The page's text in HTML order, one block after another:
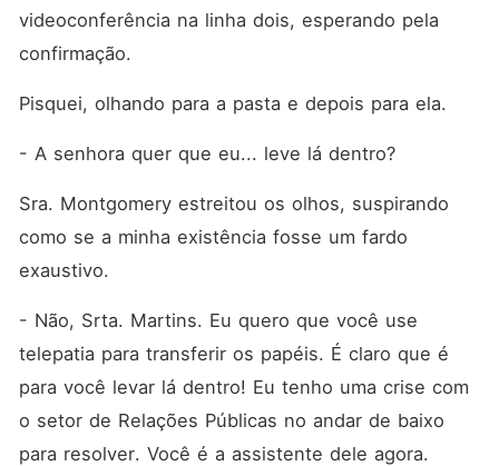
videoconferência na linha dois, esperando pela
confirmação.
Pisquei, olhando para a pasta e depois para ela.
- A senhora quer que eu... leve lá dentro?
Sra. Montgomery estreitou os olhos, suspirando
como se a minha existência fosse um fardo
exaustivo.
- Não, Srta. Martins. Eu quero que você use
telepatia para transferir os papéis. É claro que é
para você levar lá dentro! Eu tenho uma crise com
o setor de Relações Públicas no andar de baixo
para resolver. Você é a assistente dele agora.